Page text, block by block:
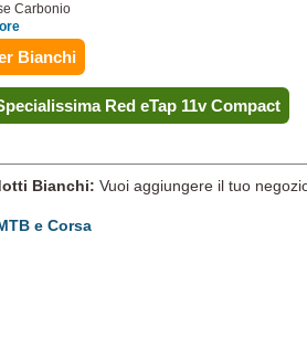
Carbonio
Bianchi
Red eTap 11v Compact
Bianchi: Vuoi aggiungere il tuo
e Corsa